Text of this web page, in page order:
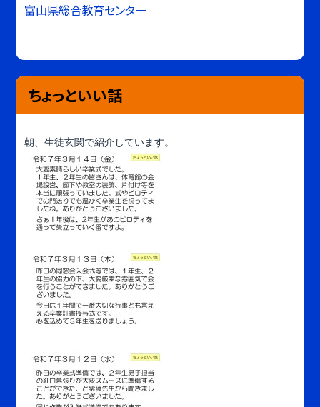
富山県総合教育センター
ちょっといい話
朝、生徒玄関で紹介しています。